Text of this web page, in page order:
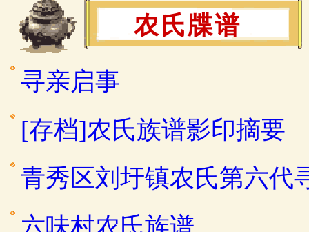
农氏牒谱
寻亲启事
[存档]农氏族谱影印摘要
青秀区刘圩镇农氏第六代
六味村农氏族谱